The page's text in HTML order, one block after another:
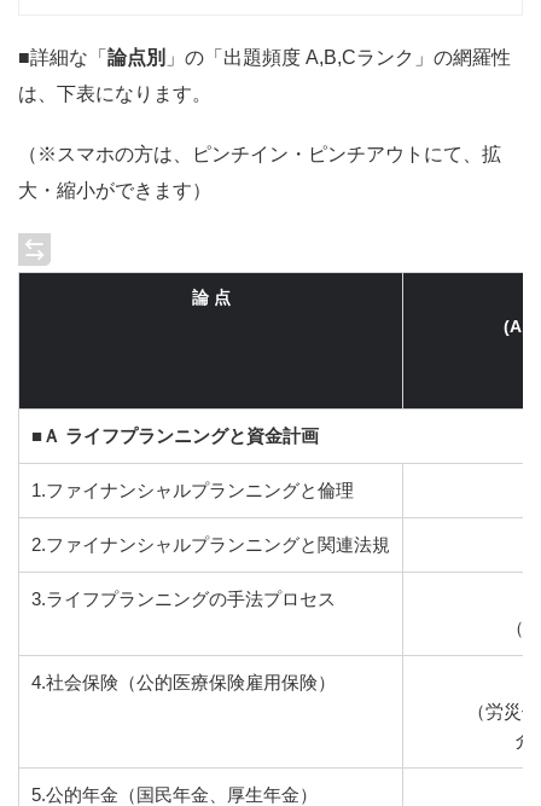
■詳細な「 論点別 」の「出題頻度 A,B,Cランク」の網羅性
は、下表になります。
（※スマホの方は、ピンチイン・ピンチアウトにて、拡
大・縮小ができます）
論 点
(A:
■Ａ ライフプランニングと資金計画
1.ファイナンシャルプランニングと倫理
2.ファイナンシャルプランニングと関連法規
3.ライフプランニングの手法プロセス
（
4.社会保険（公的医療保険雇用保険）
（労災
介
5.公的年金（国民年金、厚生年金）